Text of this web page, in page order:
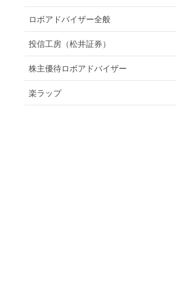
ロボアドバイザー全般
投信工房（松井証券）
株主優待ロボアドバイザー
楽ラップ